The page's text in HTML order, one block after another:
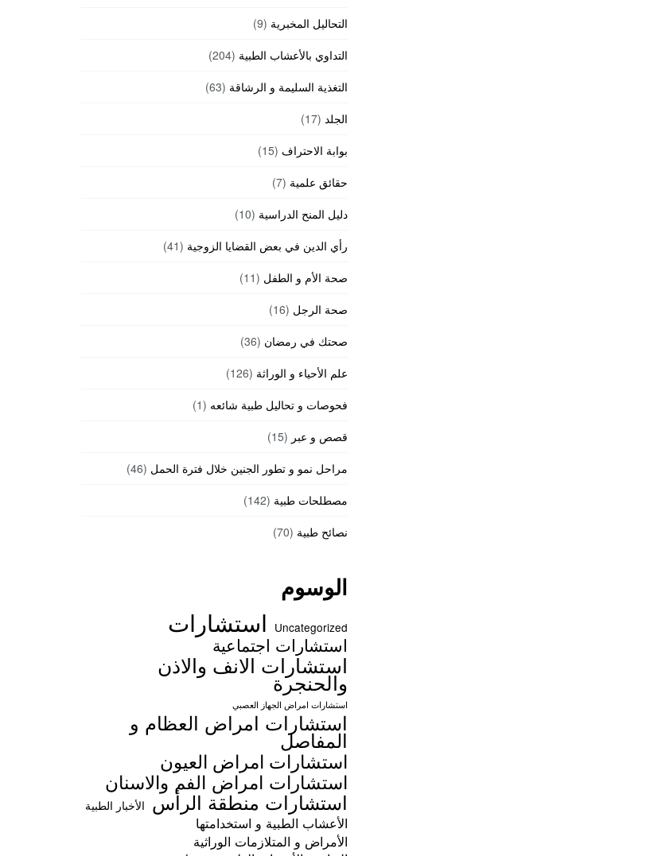
التحاليل المخبرية (9)
التداوي بالأعشاب الطبية (204)
التغذية السليمة و الرشاقة (63)
الجلد (17)
بوابة الاحتراف (15)
حقائق علمية (7)
دليل المنح الدراسية (10)
رأي الدين في بعض القضايا الزوجية (41)
صحة الأم و الطفل (11)
صحة الرجل (16)
صحتك في رمضان (36)
علم الأحياء و الوراثة (126)
فحوصات و تحاليل طبية شائعه (1)
قصص و عبر (15)
مراحل نمو و تطور الجنين خلال فترة الحمل (46)
مصطلحات طبية (142)
نصائح طبية (70)
الوسوم
Uncategorized استشارات
استشارات اجتماعية
استشارات الانف والاذن
والحنجرة
استشارات امراض الجهاز العصبي
استشارات امراض العظام و
المفاصل
استشارات امراض العيون
استشارات امراض الفم والاسنان
استشارات منطقة الرأس الأخبار الطبية
الأعشاب الطبية و استخدامتها
الأمراض و المتلازمات الوراثية